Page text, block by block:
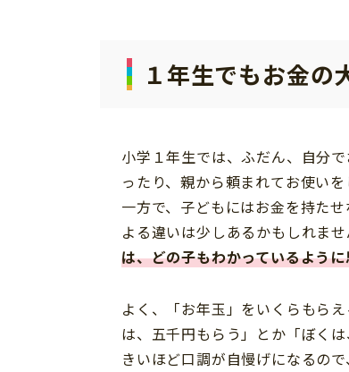
１年生でもお金の
小学１年生では、ふだん、自分
ったり、親から頼まれてお使い
一方で、子どもにはお金を持た
よる違いは少しあるかもしれま
は、どの子もわかっているよう
よく、「お年玉」をいくらもら
は、五千円もらう」とか「ぼく
きいほど口調が自慢げになるので